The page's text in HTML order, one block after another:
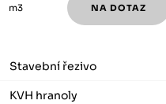
m3
Stavební řezivo
KVH hranoly